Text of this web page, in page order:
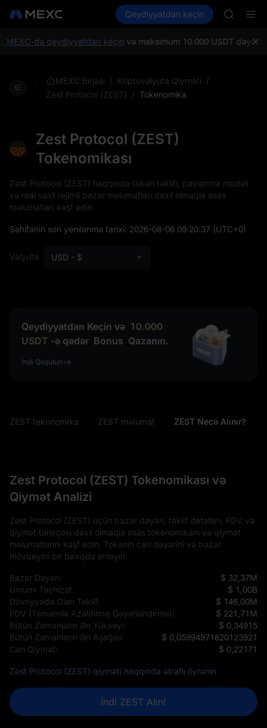
Bazarlar Spot Futures PLTR
Qeydiyyatdan keçin
HEI
UNITREE
də qeydiyyatdan keçinvə maksimum 10.000 USDT
MEXC Birjası / Kriptovalyuta Qiyməti /
Zest Protocol (ZEST)
/ Tokenomika
Zest Protocol (ZEST)
Tokenomikası
Zest Protocol (ZEST) haqqında token təklifi, paylanma modeli
və real vaxt rejimli bazar məlumatları daxil olmaqla əsas
məlumatları kəşf edin.
Səhifənin son yenilənmə tarixi: 2026-08-06 09:20:37 (UTC+0)
Valyuta USD - $
Qeydiyyatdan Keçin və 10.000
USDT -ə qədər Bonus Qazanın.
İndi Qoşulun
ZEST tekonomika ZEST məlumat ZEST Necə Alınır?
Zest Protocol (ZEST) Tokenomikası və
Qiymət Analizi
Zest Protocol (ZEST) üçün bazar dəyəri, təklif detalları, FDV və
qiymət tarixçəsi daxil olmaqla əsas tokenomikanı və qiymət
məlumatlarını kəşf edin. Tokenin cari dəyərini və bazar
mövqeyini bir baxışda anlayın.
Bazar Dəyəri:
$ 32,37M
Ümumi Təchizat:
$ 1,00B
Dövriyyədə Olan Təklif:
$ 146,00M
FDV (Tamamilə Azaldılmış Dəyərləndirmə):
$ 221,71M
Bütün Zamanların Ən Yüksəyi:
$ 0,34915
Bütün Zamanların Ən Aşağısı:
$ 0,05994971820123921
Cari Qiymət:
$ 0,22171
Zest Protocol (ZEST) qiyməti haqqında ətraflı öyrənin
İndi ZEST Alın!